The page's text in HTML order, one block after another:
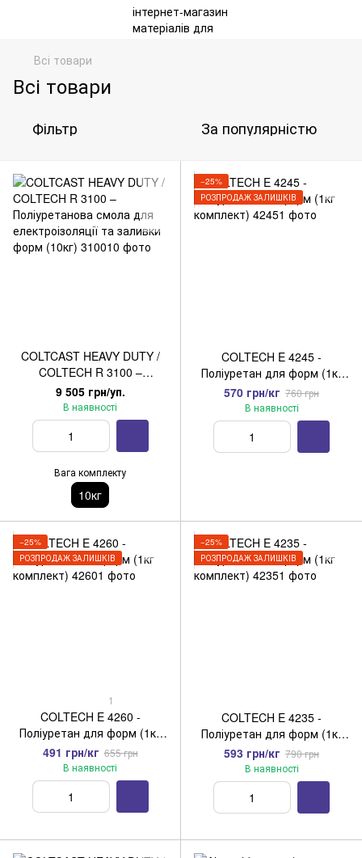
Всі товари
Всі товари
Фільтр За популярністю
COLTCAST HEAVY DUTY /
COLTECH R 3100 –
Поліуретанова смола для
електроізоляції та заливки
форм (10кг)
9 505 грн/уп.
В наявності
Вага комплекту
10кг
−25%
РОЗПРОДАЖ ЗАЛИШКІВ
COLTECH E 4245 -
Поліуретан для форм (1кг
комплект)
570 грн/кг 760 грн
В наявності
−25%
РОЗПРОДАЖ ЗАЛИШКІВ
1
COLTECH E 4260 -
Поліуретан для форм (1кг
комплект)
491 грн/кг 655 грн
В наявності
−25%
РОЗПРОДАЖ ЗАЛИШКІВ
COLTECH E 4235 -
Поліуретан для форм (1кг
комплект)
593 грн/кг 790 грн
В наявності